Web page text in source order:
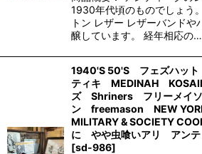
1930年代頃のものでしょう
トン レザー レザーバンドや
醸しています。 経年相応の…
1940'S 50'S フェズハッ
ティキ MEDINAH
ズ Shriners フリーメイ
ン freemason NEW
MILITARY & SOCIETY
に やや虫喰いアリ アン
[sd-986]